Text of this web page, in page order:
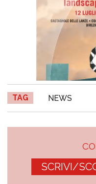
TAG NEWS
SCRIVI/